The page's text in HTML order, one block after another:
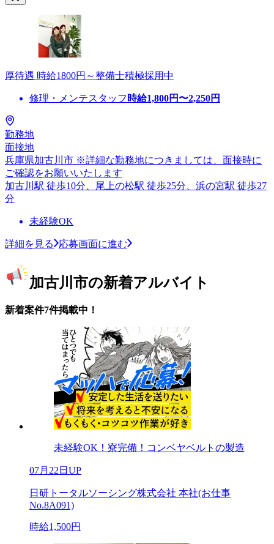
厚待遇 時給1800円～整備士積極採用中
修理・メンテスタッフ 時給1,800円〜2,250円
勤務地
面接地
兵庫県加古川市 ※詳細な勤務地につきましては、面接時に
ご確認をお願いいたします
加古川駅 徒歩10分、尾上の松駅 徒歩25分、浜の宮駅 徒歩27
分
未経験OK
詳細を見る 応募画面に進む
加古川市の新着アルバイト
新着案件7件掲載中！
未経験OK！寮完備！コンベヤベルトの製造
07月22日UP
日研トータルソーシング株式会社 本社(お仕事
No.8A091)
時給1,500円